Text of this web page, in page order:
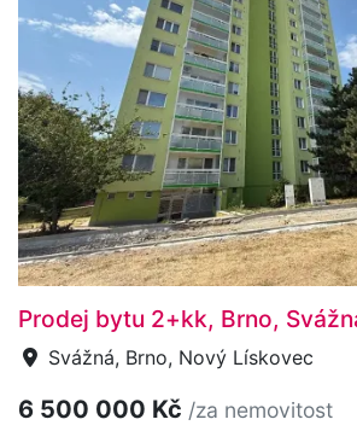
Prodej bytu 2+kk, Brno,
Svážná, Brno, Nový Lískovec
6 500 000 Kč /za nemovitost